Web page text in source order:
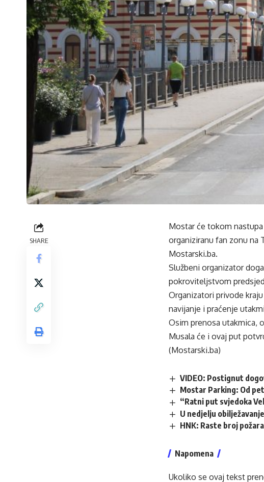
SHARE
Mostar će tokom
organiziranu fan zonu na
Mostarski.ba.
Službeni organizator
pokroviteljstvom
Organizatori privode
navijanje i praćenje
Osim prenosa utakmica,
Musala će i ovaj put
(Mostarski.ba)
VIDEO: Postignut
Mostar Parking: Od
“Ratni put svjedoka
U nedjelju
HNK: Raste broj požara
Napomena
Ukoliko se ovaj tekst